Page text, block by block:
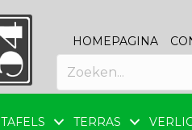
HOMEPAGINA
TAFELS TERRAS